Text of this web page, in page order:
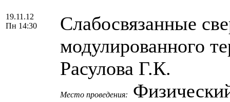
19.11.12
Пн 14:30
Слабосвязанные
модулированного
Расулова Г.К.
Место проведения: